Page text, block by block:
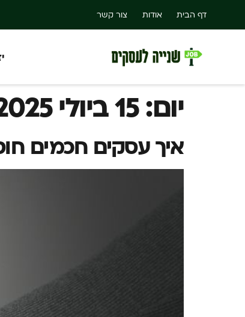
דף הבית אודות צור קשר
יום:15 ביולי 2025
איך עסקים חכמים